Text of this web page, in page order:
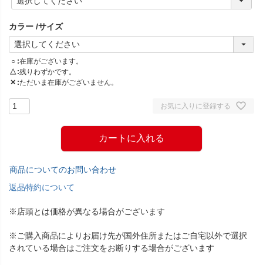
カラー サイズ
○ 在庫がございます。
△ 残りわずかです。
✕ ただいま在庫がございません。
お気に入りに登録する
カートに入れる
商品についてのお問い合わせ
返品特約について
※店頭とは価格が異なる場合がございます
※ご購入商品によりお届け先が国外住所またはご自宅以外で選択
されている場合はご注文をお断りする場合がございます